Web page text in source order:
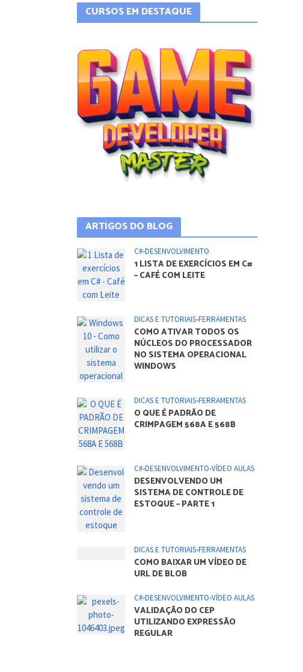
CURSOS EM DESTAQUE
ARTIGOS DO BLOG
C#•DESENVOLVIMENTO
1 LISTA DE EXERCÍCIOS EM C#
– CAFÉ COM LEITE
DICAS E TUTORIAIS•FERRAMENTAS
COMO ATIVAR TODOS OS
NÚCLEOS DO PROCESSADOR
NO SISTEMA OPERACIONAL
WINDOWS
DICAS E TUTORIAIS•FERRAMENTAS
O QUE É PADRÃO DE
CRIMPAGEM 568A E 568B
C#•DESENVOLVIMENTO•VÍDEO AULAS
DESENVOLVENDO UM
SISTEMA DE CONTROLE DE
ESTOQUE – PARTE 1
DICAS E TUTORIAIS•FERRAMENTAS
COMO BAIXAR UM VÍDEO DE
URL DE BLOB
C#•DESENVOLVIMENTO•VÍDEO AULAS
VALIDAÇÃO DO CEP
UTILIZANDO EXPRESSÃO
REGULAR